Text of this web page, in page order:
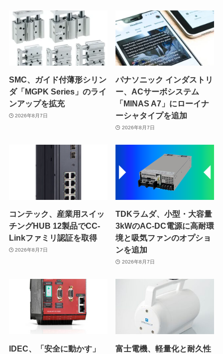
SMC、ガイド付薄形シリン
ダ「MGPK Series」のライ
ンアップを拡充
2026年8月7日
パナソニック インダストリ
ー、ACサーボシステム
「MINAS A7」にローイナ
ーシャタイプを追加
2026年8月7日
コンテック、産業用スイッ
チングHUB 12製品でCC-
Linkファミリ認証を取得
2026年8月7日
TDKラムダ、小型・大容量
3kWのAC-DC電源に高耐環
境と吸気ファンのオプショ
ンを追加
2026年8月7日
IDEC、「安全に動かす」
富士電機、軽量化と耐久性